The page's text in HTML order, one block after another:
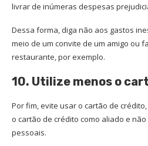
livrar de inúmeras despesas
Dessa forma, diga não aos gastos
meio de um convite de um amigo ou
restaurante, por exemplo.
10. Utilize menos o
Por fim, evite usar o cartão de
o cartão de crédito como aliado e
pessoais.